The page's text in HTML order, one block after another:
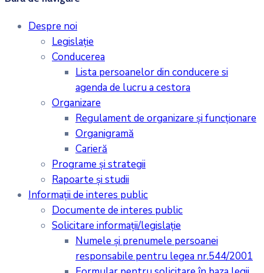
Despre noi
Legislaţie
Conducerea
Lista persoanelor din conducere si
agenda de lucru a cestora
Organizare
Regulament de organizare și funcționare
Organigramă
Carieră
Programe și strategii
Rapoarte și studii
Informații de interes public
Documente de interes public
Solicitare informații/legislație
Numele și prenumele persoanei
responsabile pentru legea nr.544/2001